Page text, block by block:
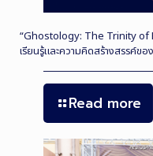
“Ghostology: The Trinity of
เรียนรู้และความคิดสร้างสรรค์ขอ
Read more